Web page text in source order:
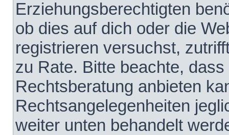
Erziehungsberechtigten
ob dies auf dich oder die
registrieren versuchst,
zu Rate. Bitte beachte,
Rechtsberatung anbieten
Rechtsangelegenheiten
weiter unten behandelt